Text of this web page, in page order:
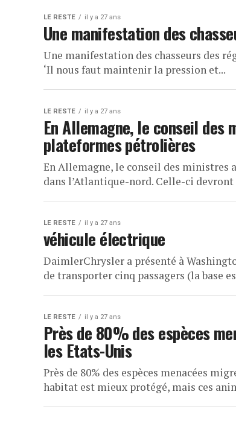
LE RESTE il y a 27 ans
Une manifestation des
Une manifestation des chasseurs des
‘Il nous faut maintenir la pression et...
LE RESTE il y a 27 ans
En Allemagne, le conseil
plateformes pétrolières
En Allemagne, le conseil des ministres
dans l’Atlantique-nord. Celle-ci
LE RESTE il y a 27 ans
véhicule électrique
DaimlerChrysler a présenté à
de transporter cinq passagers (la base
LE RESTE il y a 27 ans
Près de 80% des espèces
les Etats-Unis
Près de 80% des espèces menacées
habitat est mieux protégé, mais ces